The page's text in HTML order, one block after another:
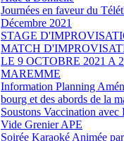
Journées en faveur du
Décembre 2021
STAGE
MATCH
LE 9 OCTOBRE 2021 A
MAREMME
Information Planning
bourg et des abords de la
Soustons Vaccination avec
Vide Grenier APE
Soirée Karaoké Animée